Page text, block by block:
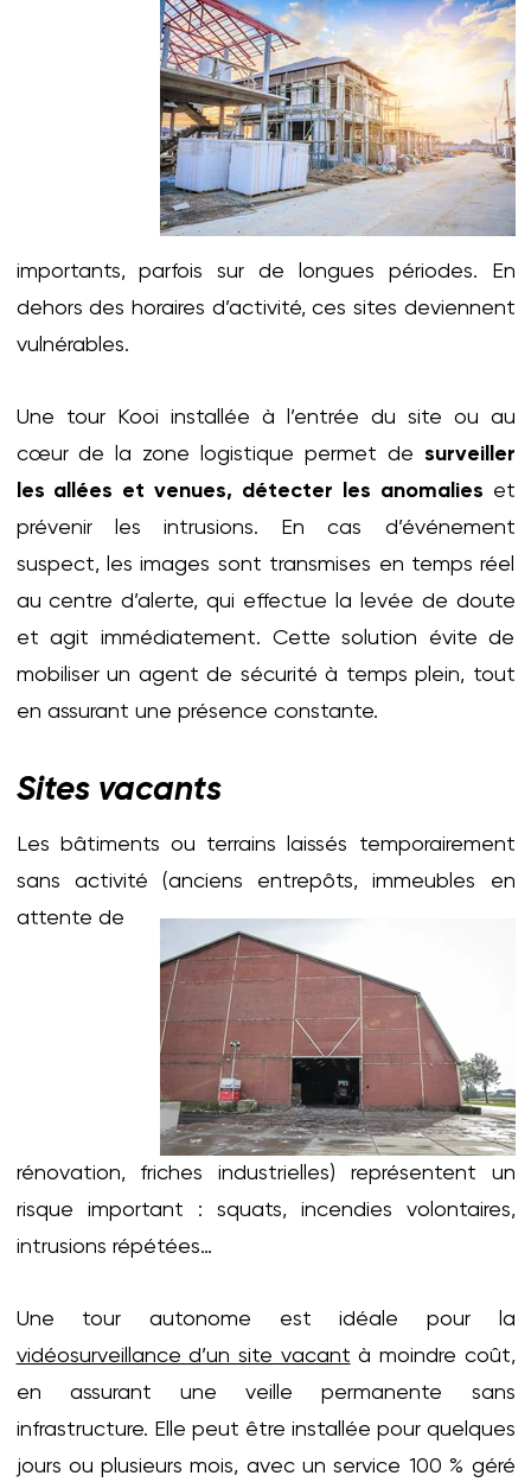
importants, parfois sur de longues périodes. En
dehors des horaires d’activité, ces sites deviennent
vulnérables.
Une tour Kooi installée à l’entrée du site ou au
cœur de la zone logistique permet de surveiller
les allées et venues, détecter les anomalies et
prévenir les intrusions. En cas d’événement
suspect, les images sont transmises en temps réel
au centre d’alerte, qui effectue la levée de doute
et agit immédiatement. Cette solution évite de
mobiliser un agent de sécurité à temps plein, tout
en assurant une présence constante.
Sites vacants
Les bâtiments ou terrains laissés temporairement
sans activité (anciens entrepôts, immeubles en
attente de
rénovation, friches industrielles) représentent un
risque important : squats, incendies volontaires,
intrusions répétées…
Une tour autonome est idéale pour la
vidéosurveillance d’un site vacant à moindre coût,
en assurant une veille permanente sans
infrastructure. Elle peut être installée pour quelques
jours ou plusieurs mois, avec un service 100 % géré